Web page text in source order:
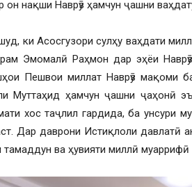
он нақши Наврӯз ҳамчун ҷашни
ки Асосгузори сулҳу ваҳдати
Эмомалӣ Раҳмон дар эҳёи
Пешвои миллат Наврӯз мақоми
Муттаҳид ҳамчун ҷашни ҷаҳонӣ
хос таҷлил гардида, ба унсури
Дар даврони Истиқлоли давлатӣ
тамаддун ва ҳувияти миллӣ муаррифӣ